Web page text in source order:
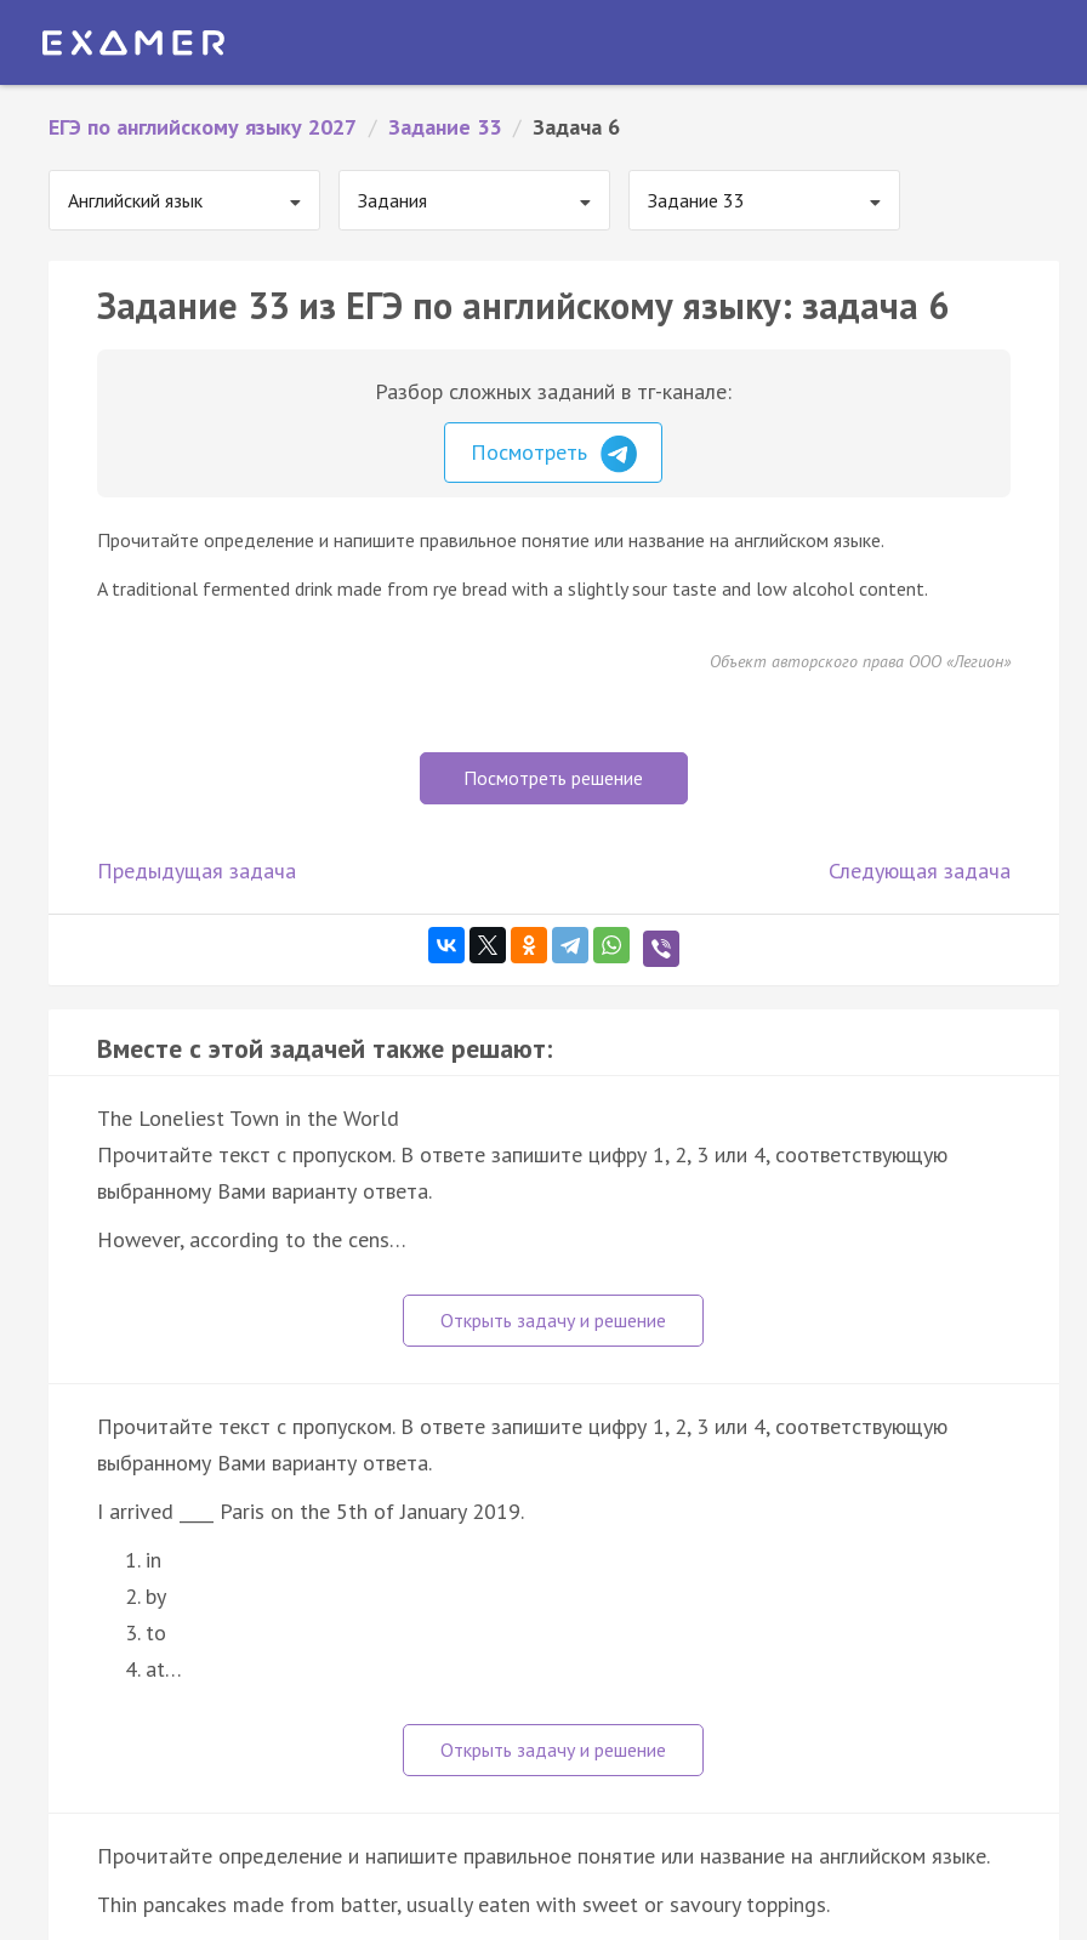
ЕГЭ по английскому языку 2027 / Задание 33 / Задача 6
Английский язык Задания Задание 33
Задание 33 из ЕГЭ по английскому языку: задача 6
Разбор сложных заданий в тг-канале:
Посмотреть
Прочитайте определение и напишите правильное понятие или название на английском языке.
A traditional fermented drink made from rye bread with a slightly sour taste and low alcohol content.
Объект авторского права ООО «Легион»
Посмотреть решение
Предыдущая задача Следующая задача
Вместе с этой задачей также решают:
The Loneliest Town in the World
Прочитайте текст с пропуском. В ответе запишите цифру 1, 2, 3 или 4, соответствующую
выбранному Вами варианту ответа.
However, according to the cens…
Прочитайте текст с пропуском. В ответе запишите цифру 1, 2, 3 или 4, соответствующую
выбранному Вами варианту ответа.
I arrived ____ Paris on the 5th of January 2019.
in
by
to
at…
Прочитайте определение и напишите правильное понятие или название на английском языке.
Thin pancakes made from batter, usually eaten with sweet or savoury toppings.